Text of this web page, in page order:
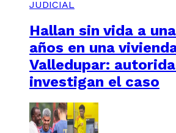
JUDICIAL
Hallan sin vida a
años en una
Valledupar:
investigan el caso